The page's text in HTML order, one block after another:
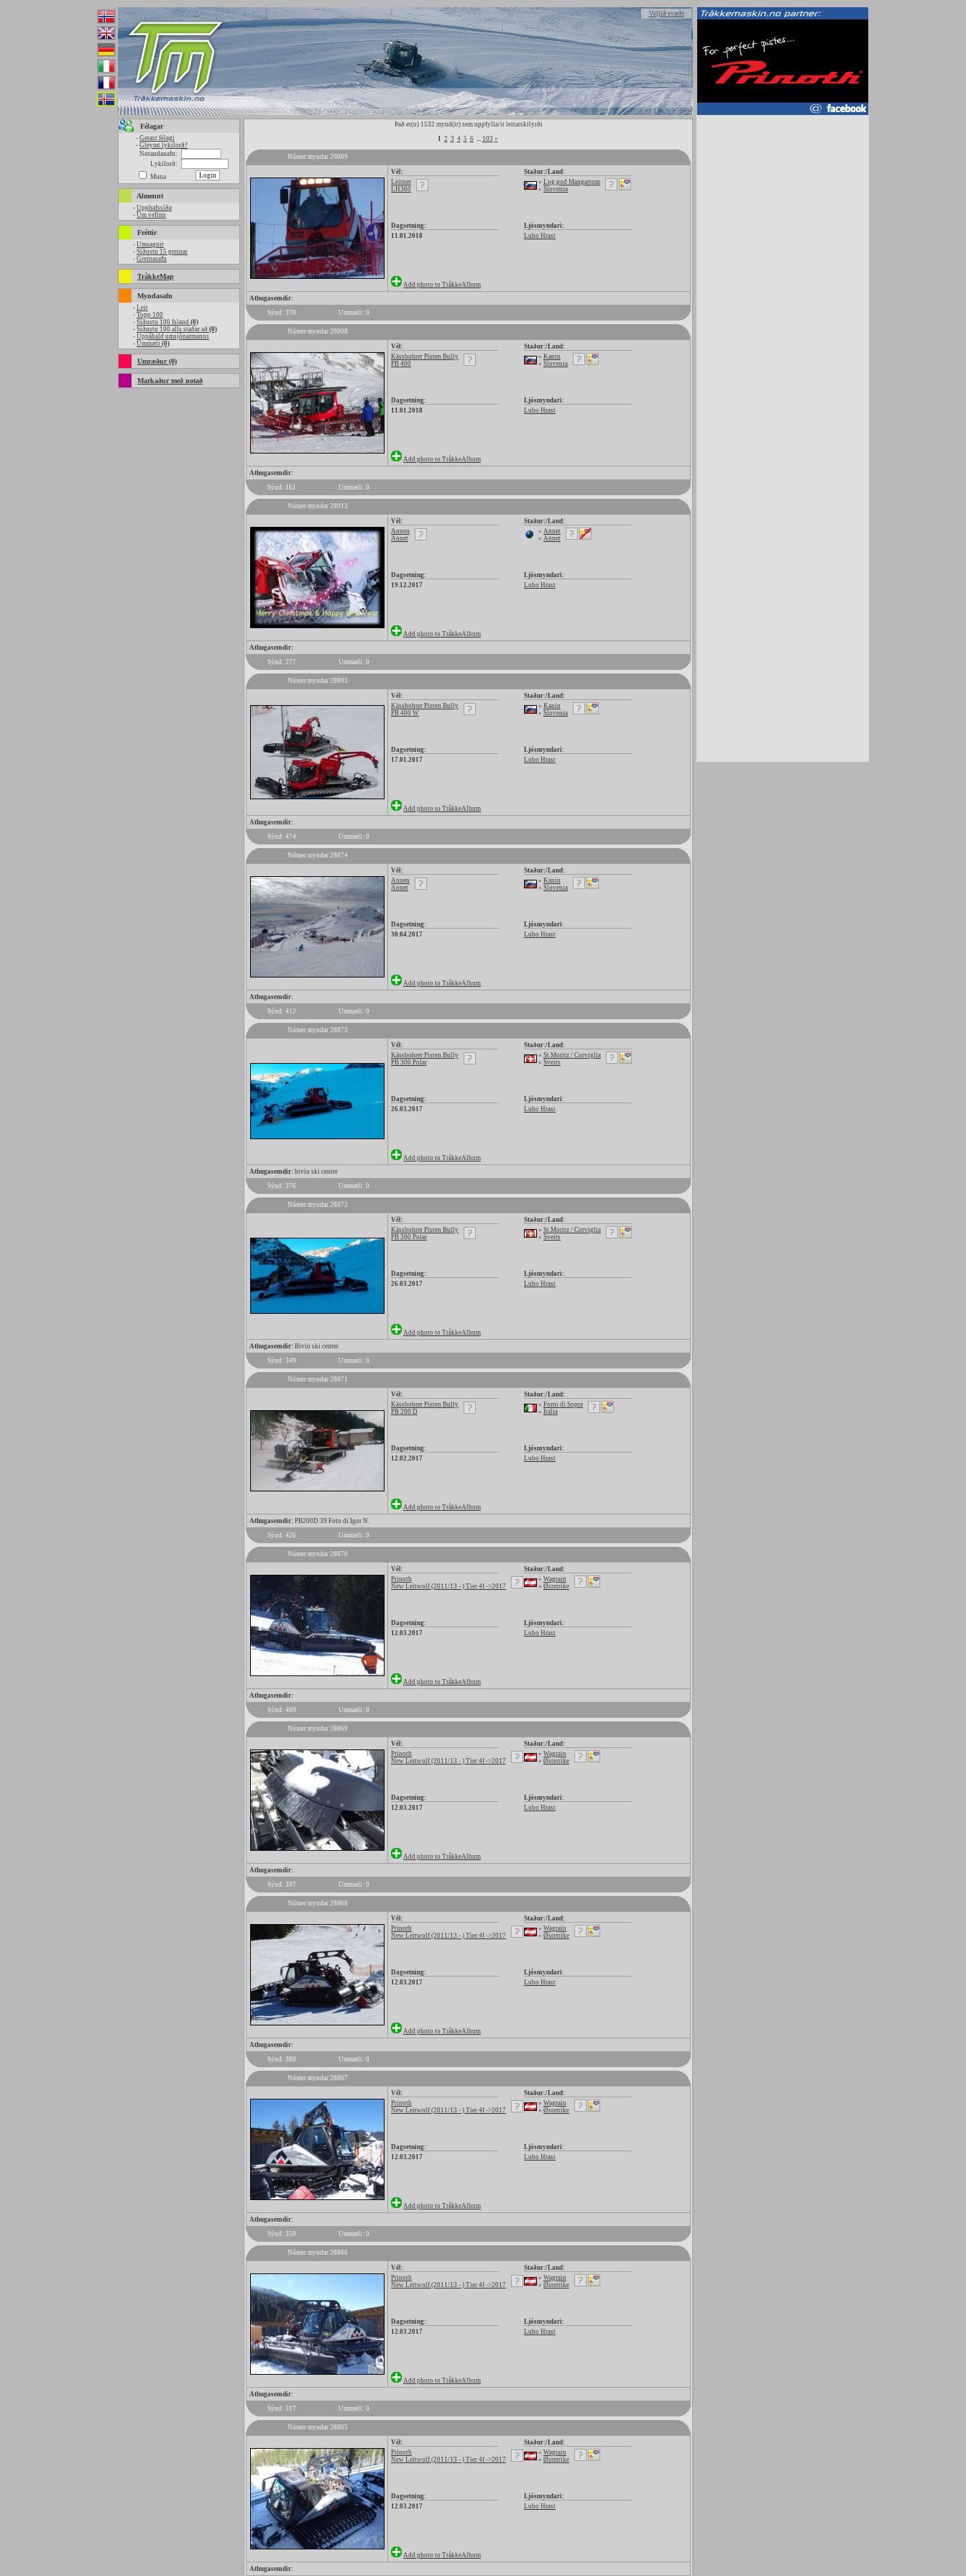
Veljið svæði
Félagar
- Gerast félagi
- Gleymt lykilorð?
Notandanafn:
Lykilorð:
Muna
Almennt
- Upphafssíða
- Um vefinn
Fréttir
- Umsagnir
- Síðustu 15 greinar
- Greinasafn
TråkkeMap
Myndasafn
- Leit
- Topp 100
- Síðustu 100 Island (0)
- Síðustu 100 alls staðar að (0)
- Uppáhald umsjónarmanns
- Ummæli (0)
Umræður (0)
Markaður með notað
Það er(u) 1532 mynd(ir) sem uppfylla/ir leitarskilyrði
1 2 3 4 5 6... 103 »
Númer myndar 29009
Vél:
Leitner
LH360
Staður:/Land:
» Log pod Mangartom
» Slovenia
Dagsetning:
11.01.2018
Ljósmyndari:
Lubo Hrast
Add photo to TråkkeAlbum
Athugasemdir:
Sýnd: 370
Ummæli: 0
Númer myndar 29008
Vél:
Kässbohrer Pisten Bully
PB 400
Staður:/Land:
» Kanin
» Slovenia
Dagsetning:
11.01.2018
Ljósmyndari:
Lubo Hrast
Add photo to TråkkeAlbum
Athugasemdir:
Sýnd: 161
Ummæli: 0
Númer myndar 28913
Vél:
Annen
Annet
Staður:/Land:
» Annet
» Annet
Dagsetning:
19.12.2017
Ljósmyndari:
Lubo Hrast
Add photo to TråkkeAlbum
Athugasemdir:
Sýnd: 277
Ummæli: 0
Númer myndar 28893
Vél:
Kässbohrer Pisten Bully
PB 400 W
Staður:/Land:
» Kanin
» Slovenia
Dagsetning:
17.01.2017
Ljósmyndari:
Lubo Hrast
Add photo to TråkkeAlbum
Athugasemdir:
Sýnd: 474
Ummæli: 0
Númer myndar 28874
Vél:
Annen
Annet
Staður:/Land:
» Kanin
» Slovenia
Dagsetning:
30.04.2017
Ljósmyndari:
Lubo Hrast
Add photo to TråkkeAlbum
Athugasemdir:
Sýnd: 412
Ummæli: 0
Númer myndar 28873
Vél:
Kässbohrer Pisten Bully
PB 300 Polar
Staður:/Land:
» St.Moritz / Corviglia
» Sveits
Dagsetning:
26.03.2017
Ljósmyndari:
Lubo Hrast
Add photo to TråkkeAlbum
Athugasemdir: bivio ski center
Sýnd: 376
Ummæli: 0
Númer myndar 28872
Vél:
Kässbohrer Pisten Bully
PB 300 Polar
Staður:/Land:
» St.Moritz / Corviglia
» Sveits
Dagsetning:
26.03.2017
Ljósmyndari:
Lubo Hrast
Add photo to TråkkeAlbum
Athugasemdir: Bivio ski center
Sýnd: 349
Ummæli: 0
Númer myndar 28871
Vél:
Kässbohrer Pisten Bully
PB 200 D
Staður:/Land:
» Forni di Sopra
» Italia
Dagsetning:
12.02.2017
Ljósmyndari:
Lubo Hrast
Add photo to TråkkeAlbum
Athugasemdir: PB200D 39 Foto di Igor N.
Sýnd: 426
Ummæli: 0
Númer myndar 28870
Vél:
Prinoth
New Leitwolf (2011/13 - ) Tier 4f ->2017
Staður:/Land:
» Wagrain
» Østerrike
Dagsetning:
12.03.2017
Ljósmyndari:
Lubo Hrast
Add photo to TråkkeAlbum
Athugasemdir:
Sýnd: 409
Ummæli: 0
Númer myndar 28869
Vél:
Prinoth
New Leitwolf (2011/13 - ) Tier 4f ->2017
Staður:/Land:
» Wagrain
» Østerrike
Dagsetning:
12.03.2017
Ljósmyndari:
Lubo Hrast
Add photo to TråkkeAlbum
Athugasemdir:
Sýnd: 397
Ummæli: 0
Númer myndar 28868
Vél:
Prinoth
New Leitwolf (2011/13 - ) Tier 4f ->2017
Staður:/Land:
» Wagrain
» Østerrike
Dagsetning:
12.03.2017
Ljósmyndari:
Lubo Hrast
Add photo to TråkkeAlbum
Athugasemdir:
Sýnd: 380
Ummæli: 0
Númer myndar 28867
Vél:
Prinoth
New Leitwolf (2011/13 - ) Tier 4f ->2017
Staður:/Land:
» Wagrain
» Østerrike
Dagsetning:
12.03.2017
Ljósmyndari:
Lubo Hrast
Add photo to TråkkeAlbum
Athugasemdir:
Sýnd: 359
Ummæli: 0
Númer myndar 28866
Vél:
Prinoth
New Leitwolf (2011/13 - ) Tier 4f ->2017
Staður:/Land:
» Wagrain
» Østerrike
Dagsetning:
12.03.2017
Ljósmyndari:
Lubo Hrast
Add photo to TråkkeAlbum
Athugasemdir:
Sýnd: 317
Ummæli: 0
Númer myndar 28865
Vél:
Prinoth
New Leitwolf (2011/13 - ) Tier 4f ->2017
Staður:/Land:
» Wagrain
» Østerrike
Dagsetning:
12.03.2017
Ljósmyndari:
Lubo Hrast
Add photo to TråkkeAlbum
Athugasemdir: